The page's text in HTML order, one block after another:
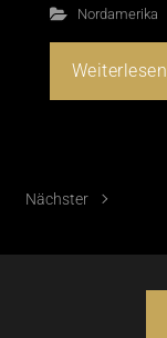
Nordamerika
Weiterlesen
Nächster